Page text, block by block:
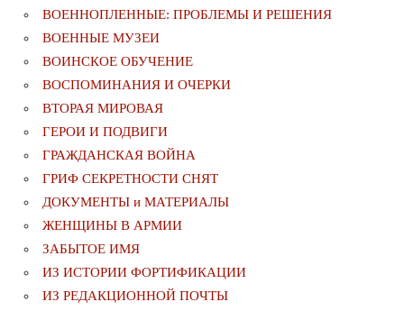
ВОЕННОПЛЕННЫЕ: ПРОБЛЕМЫ И РЕШЕНИЯ
ВОЕННЫЕ МУЗЕИ
ВОИНСКОЕ ОБУЧЕНИЕ
ВОСПОМИНАНИЯ И ОЧЕРКИ
ВТОРАЯ МИРОВАЯ
ГЕРОИ И ПОДВИГИ
ГРАЖДАНСКАЯ ВОЙНА
ГРИФ СЕКРЕТНОСТИ СНЯТ
ДОКУМЕНТЫ и МАТЕРИАЛЫ
ЖЕНЩИНЫ В АРМИИ
ЗАБЫТОЕ ИМЯ
ИЗ ИСТОРИИ ФОРТИФИКАЦИИ
ИЗ РЕДАКЦИОННОЙ ПОЧТЫ